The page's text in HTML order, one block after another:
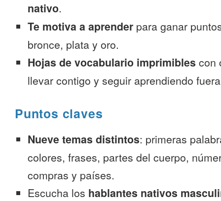
nativo.
Te motiva a aprender para ganar
bronce, plata y oro.
Hojas de vocabulario imprimibles con
llevar contigo y seguir aprendiendo
Puntos claves
Nueve temas distintos: primeras
colores, frases, partes del cuerpo,
compras y países.
Escucha los hablantes nativos